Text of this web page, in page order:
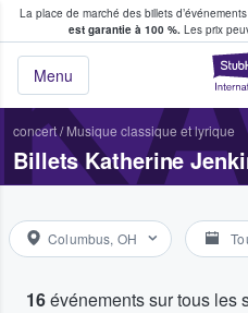
La place de marché des billets
est garantie à 100 %. Les prix
Menu
fans achètent et
concert/ Musique classique et lyrique
Billets Katherine
Columbus, OH
16événements sur tous les